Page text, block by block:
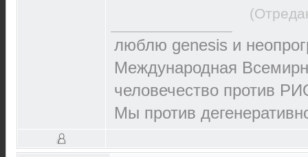
люблю genesis и
Международная
человечество против
Мы против